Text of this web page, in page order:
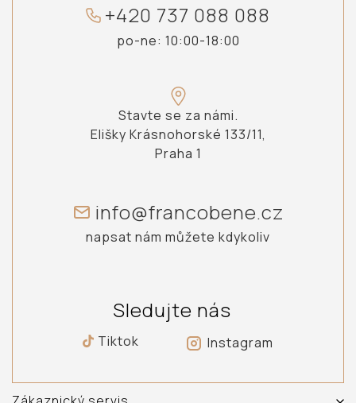
+420 737 088 088
po-ne: 10:00-18:00
Stavte se za námi.
Elišky Krásnohorské 133/11,
Praha 1
info@francobene.cz
napsat nám můžete kdykoliv
Sledujte nás
Tiktok Instagram